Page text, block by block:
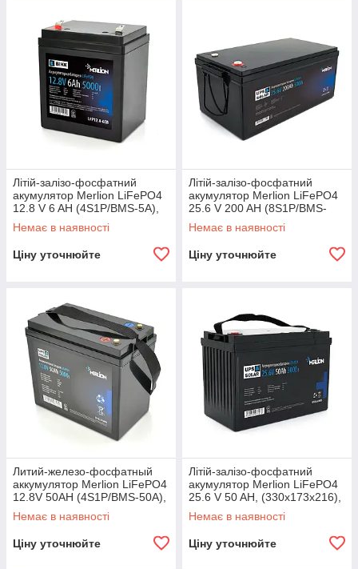
Літій-залізо-фосфатний
акумулятор Merlion LiFePO4
12.8 V 6 AH (4S1P/BMS-5A),
(90х70х101(107)), 0,8kg для
Немає в наявності
Ціну уточнюйте
Літій-залізо-фосфатний
акумулятор Merlion LiFePO4
25.6 V 200 AH (8S1P/BMS-
100A), (522x268x218), 35kg
до 5000
Немає в наявності
Ціну уточнюйте
Литий-железо-фосфатный
аккумулятор Merlion LiFePO4
12.8V 50AH (4S1P/BMS-50A),
(229x138x205),6,5kg до 5000
Немає в наявності
Ціну уточнюйте
Літій-залізо-фосфатний
акумулятор Merlion LiFePO4
25.6 V 50 AH, (330x173x216),
до 3000 циклів
Немає в наявності
Ціну уточнюйте